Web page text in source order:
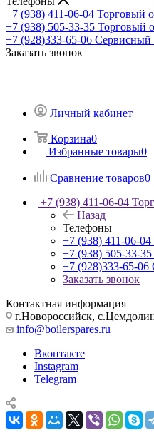
+7 (938) 411-06-04 Торговый
+7 (938) 505-33-35 Торговый
+7 (928)333-65-06 Сервисный
Заказать звонок
Личный кабинет
Корзина0
Избранные товары0
Сравнение товаров0
+7 (938) 411-06-04
Назад
Телефоны
+7 (938) 411-06-04
+7 (938) 505-33-35
+7 (928)333-65-06
Заказать звонок
Контактная информация
г.Новороссийск,
info@boilerspares.ru
Вконтакте
Instagram
Telegram